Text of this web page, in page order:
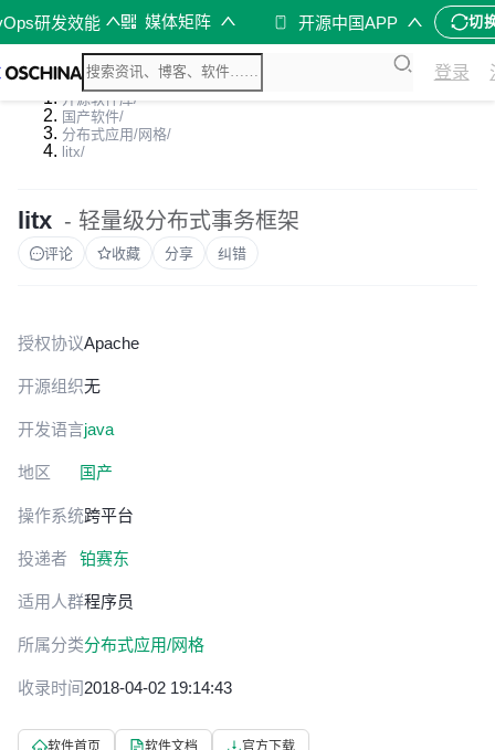
研发效能 媒体矩阵 开源中国APP 切
登录
开源软件库/
国产软件/
分布式应用/网格/
litx/
litx - 轻量级分布式事务框架
评论 收藏 分享 纠错
授权协议Apache
开源组织无
开发语言java
地区 国产
操作系统跨平台
投递者 铂赛东
适用人群程序员
所属分类分布式应用/网格
收录时间2018-04-02 19:14:43
软件首页 软件文档 官方下载